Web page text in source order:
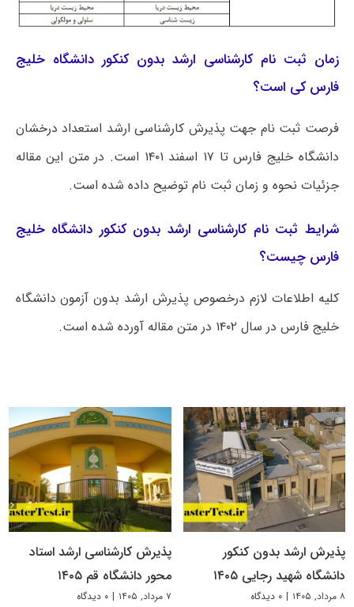
زمان ثبت نام کارشناسی ارشد بدون کنکور دانشگاه خلیج
فارس کی است؟
فرصت ثبت نام جهت پذیرش کارشناسی ارشد استعداد درخشان
دانشگاه خلیج فارس تا ۱۷ اسفند ۱۴۰۱ است. در متن این مقاله
جزئیات نحوه و زمان ثبت نام توضیح داده شده است.
شرایط ثبت نام کارشناسی ارشد بدون کنکور دانشگاه خلیج
فارس چیست؟
کلیه اطلاعات لازم درخصوص پذیرش ارشد بدون آزمون دانشگاه
خلیج فارس در سال ۱۴۰۲ در متن مقاله آورده شده است.
پذیرش ارشد بدون کنکور
دانشگاه شهید رجایی ۱۴۰۵
۸ مرداد, ۱۴۰۵ | ۰ دیدگاه
پذیرش کارشناسی ارشد استاد
محور دانشگاه قم ۱۴۰۵
۷ مرداد, ۱۴۰۵ | ۰ دیدگاه